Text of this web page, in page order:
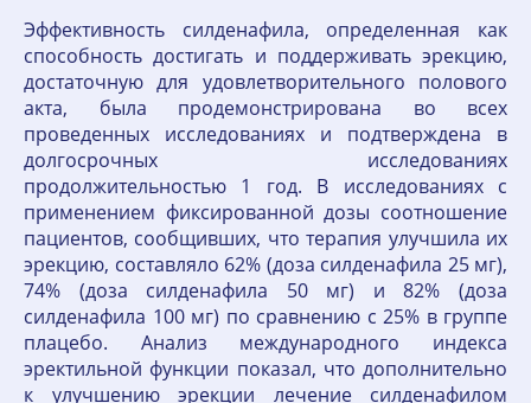
Эффективность силденафила, определенная как
способность достигать и поддерживать эрекцию,
достаточную для удовлетворительного полового
акта, была продемонстрирована во всех
проведенных исследованиях и подтверждена в
долгосрочных исследованиях
продолжительностью 1 год. В исследованиях с
применением фиксированной дозы соотношение
пациентов, сообщивших, что терапия улучшила их
эрекцию, составляло 62% (доза силденафила 25 мг),
74% (доза силденафила 50 мг) и 82% (доза
силденафила 100 мг) по сравнению с 25% в группе
плацебо. Анализ международного индекса
эректильной функции показал, что дополнительно
к улучшению эрекции лечение силденафилом